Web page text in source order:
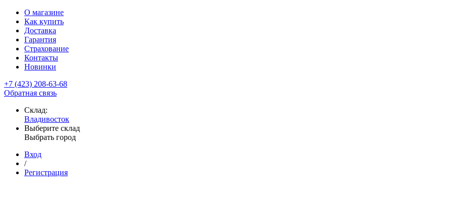
О магазине
Как купить
Доставка
Гарантия
Страхование
Контакты
Новинки
+7 (423) 208-63-68
Обратная связь
Склад:
Владивосток
Выберите склад
Выбрать город
Вход
/
Регистрация